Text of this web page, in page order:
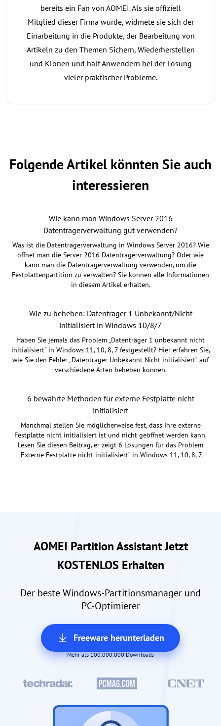
bereits ein Fan von AOMEI. Als sie offiziell
Mitglied dieser Firma wurde, widmete sie sich der
Einarbeitung in die Produkte, der Bearbeitung von
Artikeln zu den Themen Sichern, Wiederherstellen
und Klonen und half Anwendern bei der Lösung
vieler praktischer Probleme.
Folgende Artikel könnten Sie auch
interessieren
Wie kann man Windows Server 2016
Datenträgerverwaltung gut verwenden?
Was ist die Datenträgerverwaltung in Windows Server 2016? Wie
öffnet man die Server 2016 Datenträgerverwaltung? Oder wie
kann man die Datenträgerverwaltung verwenden, um die
Festplattenpartition zu verwalten? Sie können alle Informationen
in diesem Artikel erhalten.
Wie zu beheben: Datenträger 1 Unbekannt/Nicht
initialisiert in Windows 10/8/7
Haben Sie jemals das Problem „Datenträger 1 unbekannt nicht
initialisiert“ in Windows 11, 10, 8, 7 festgestellt? Hier erfahren Sie,
wie Sie den Fehler „Datenträger Unbekannt Nicht initialisiert“ auf
verschiedene Arten beheben können.
6 bewährte Methoden für externe Festplatte nicht
initialisiert
Manchmal stellen Sie möglicherweise fest, dass Ihre externe
Festplatte nicht initialisiert ist und nicht geöffnet werden kann.
Lesen Sie diesen Beitrag, er zeigt 6 Lösungen für das Problem
„Externe Festplatte nicht initialisiert“ in Windows 11, 10, 8, 7.
AOMEI Partition Assistant Jetzt
KOSTENLOS Erhalten
Der beste Windows-Partitionsmanager und
PC-Optimierer
Freeware herunterladen
Mehr als 100.000.000 Downloads